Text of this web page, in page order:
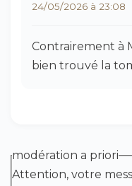
24/05/2026 à 23:08
Contrairement à
bien trouvé la
modération a priori
Attention, votre